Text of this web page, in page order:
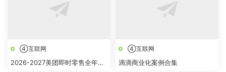
④互联网
2026-2027美团即时零售全年节
④互联网
滴滴商业化案例合集